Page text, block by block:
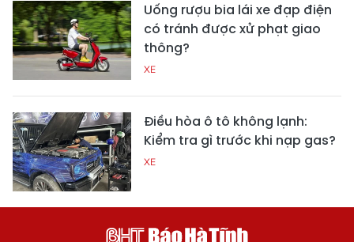
Uống rượu bia lái xe đạp điện
có tránh được xử phạt giao
thông?
XE
Điều hòa ô tô không lạnh:
Kiểm tra gì trước khi nạp gas?
XE